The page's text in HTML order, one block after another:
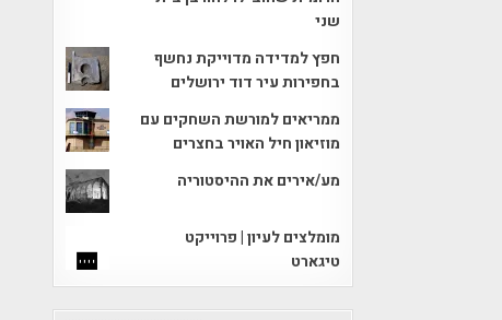
שני
חפץ למדידה מדוייקת נחשף
בחפירות עיר דוד ירושלים
ממריאים למורשת השחקים עם
מוזיאון חיל האויר בחצרים
מע/אירים את ההיסטוריה
מומלצים לעיון | פרוייקט
טיגארט